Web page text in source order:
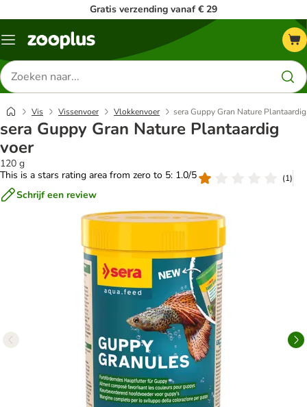
Gratis verzending vanaf € 29
Menu
Zoeken
naar
producten
Vis Vissenvoer Vlokkenvoer sera Guppy Gran Nature
sera Guppy Gran Nature Plantaardig
voer
120 g
This is a stars rating area from zero to 5: 1.0/5
(1)
Schrijf een review